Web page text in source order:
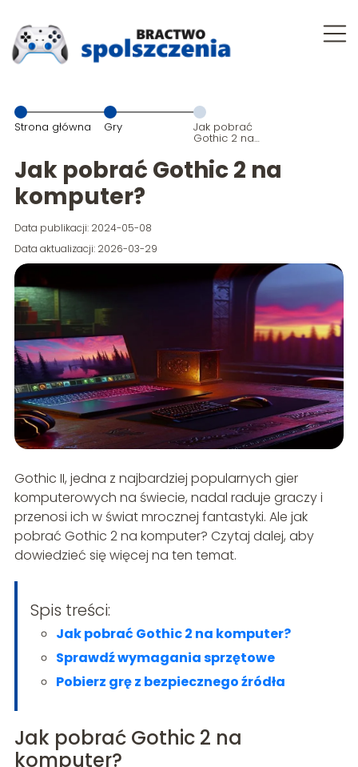
Strona główna Gry Jak pobrać
Gothic 2 na
Jak pobrać Gothic 2 na
komputer?
Data publikacji: 2024-05-08
Data aktualizacji: 2026-03-29
Gothic II, jedna z najbardziej popularnych gier
komputerowych na świecie, nadal raduje graczy i
przenosi ich w świat mrocznej fantastyki. Ale jak
pobrać Gothic 2 na komputer? Czytaj dalej, aby
dowiedzieć się więcej na ten temat.
Spis treści:
Jak pobrać Gothic 2 na komputer?
Sprawdź wymagania sprzętowe
Pobierz grę z bezpiecznego źródła
Jak pobrać Gothic 2 na
komputer?